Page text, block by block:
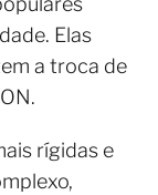
Elas
a troca de
rígidas e